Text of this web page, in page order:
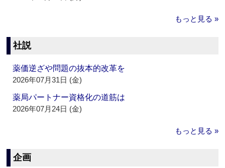
もっと見る »
社説
薬価逆ざや問題の抜本的改革を
2026年07月31日 (金)
薬局パートナー資格化の道筋は
2026年07月24日 (金)
もっと見る »
企画